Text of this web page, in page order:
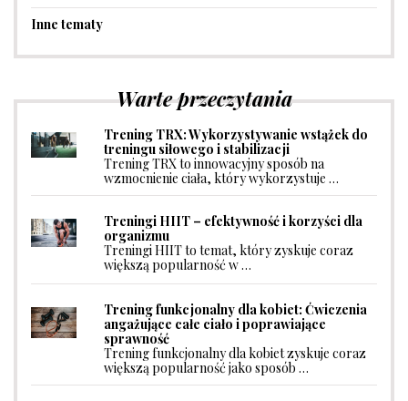
Inne tematy
Warte przeczytania
Trening TRX: Wykorzystywanie wstążek do
treningu siłowego i stabilizacji
Trening TRX to innowacyjny sposób na
wzmocnienie ciała, który wykorzystuje …
Treningi HIIT – efektywność i korzyści dla
organizmu
Treningi HIIT to temat, który zyskuje coraz
większą popularność w …
Trening funkcjonalny dla kobiet: Ćwiczenia
angażujące całe ciało i poprawiające
sprawność
Trening funkcjonalny dla kobiet zyskuje coraz
większą popularność jako sposób …